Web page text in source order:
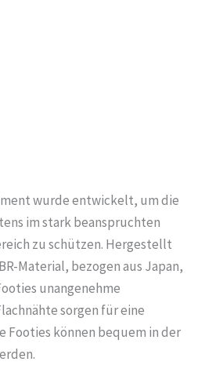
wurde entwickelt, um die
im stark beanspruchten
zu schützen. Hergestellt
Material, bezogen aus Japan,
unangenehme
sorgen für eine
Footies können bequem in der